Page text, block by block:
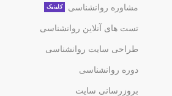
مشاوره روانشناسی کلینیک
تست های آنلاین روانشناسی
طراحی سایت روانشناسی
دوره روانشناسی
بروزرسانی سایت